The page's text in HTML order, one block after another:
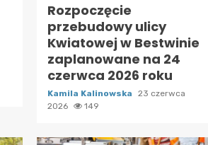
Rozpoczęcie
przebudowy ulicy
Kwiatowej w Bestwinie
zaplanowane na 24
czerwca 2026 roku
Kamila Kalinowska
23 czerwca
2026
149